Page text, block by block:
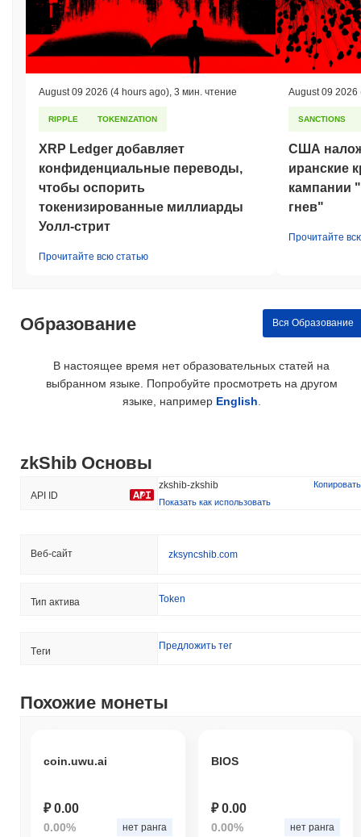
August 09 2026 (4 hours ago) 3 мин. чтение
RIPPLE TOKENIZATION
XRP Ledger добавляет
конфиденциальные переводы,
чтобы оспорить
токенизированные миллиарды
Уолл-стрит
Прочитайте всю статью
August 09 2026
SANCTIONS
США
иранские
кампании
гнев"
Прочитайте
Образование Вся Образование
В настоящее время нет образовательных статей на
выбранном языке. Попробуйте просмотреть на другом
языке, например English
zkShib Основы
API ID
zkshib-zkshib
Копировать
Показать как использовать
Веб-сайт zksyncshib.com
Тип актива Token
Tеги Предложить тег
Похожие монеты
coin.uwu.ai
₽ 0.00
0.00% нет ранга
BIOS
₽ 0.00
0.00% нет ранга